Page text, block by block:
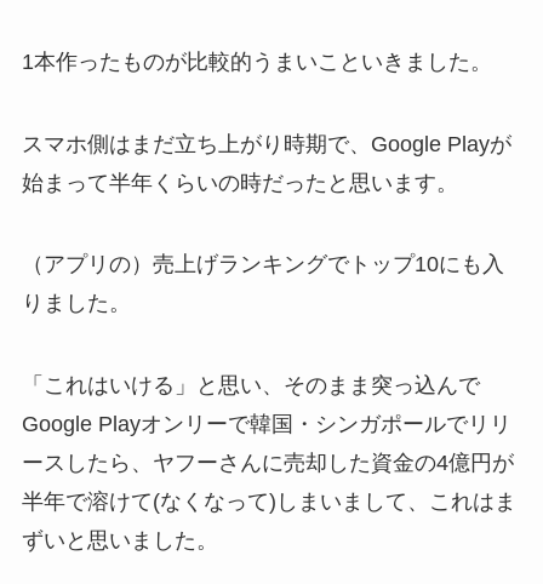
1本作ったものが比較的うまいこといきました。
スマホ側はまだ立ち上がり時期で、Google Playが
始まって半年くらいの時だったと思います。
（アプリの）売上げランキングでトップ10にも入
りました。
「これはいける」と思い、そのまま突っ込んで
Google Playオンリーで韓国・シンガポールでリリ
ースしたら、ヤフーさんに売却した資金の4億円が
半年で溶けて(なくなって)しまいまして、これはま
ずいと思いました。